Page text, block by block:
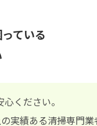
ている
心ください。
実績ある清掃専門業